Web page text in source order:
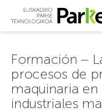
Formación –
procesos de
maquinaria en
industriales